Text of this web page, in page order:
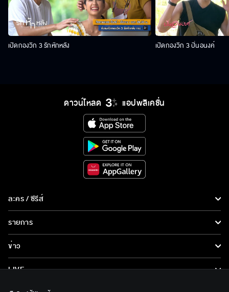
เปิดกองวิก 3 รักหักหลัง เปิดกองวิก 3 ปิ่นอนงค์
ดาวน์โหลด แอปพลิเคชั่น
ละคร / ซีรีส์
ละคร/ซีรีส์
ซีรีส์นานาชาติ
การ์ตูน & เกม
รายการ
รายการทั้งหมด
ข่าว
ข่าวทั้งหมด
LIVE